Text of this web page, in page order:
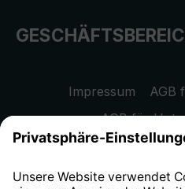
Impressum
AGB
AGB für
Datenschutzhinweis